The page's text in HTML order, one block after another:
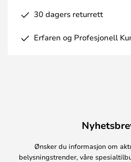
30 dagers returrett
Erfaren og Profesjonell
Ønsker du informasjon om
belysningstrender, våre